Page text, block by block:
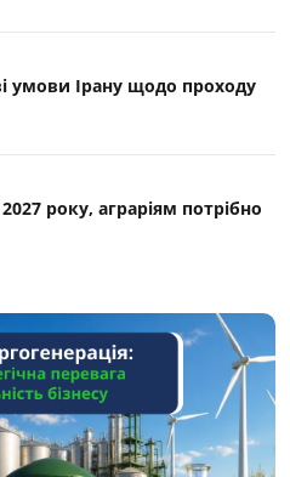
умови Ірану щодо проходу
року, аграріям потрібно